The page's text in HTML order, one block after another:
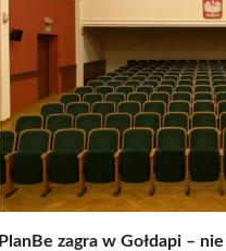
PlanBe zagra w Gołdapi –